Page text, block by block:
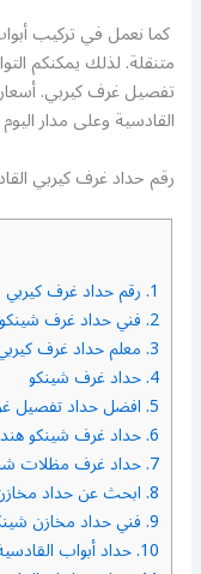
كما نعمل في تركيب
متنقلة. لذلك يمكنكم
تفصيل غرف كيربي.
القادسية وعلى مدار
رقم حداد غرف كيربي
1. رقم حداد غرف كيربي
2. فني حداد غرف
3. معلم حداد غرف
4. حداد غرف شينكو
5. افضل حداد تفصيل
6. حداد غرف شينكو
7. حداد غرف مظلات
8. ابحث عن حداد
9. فني حداد مخازن
10. حداد أبواب